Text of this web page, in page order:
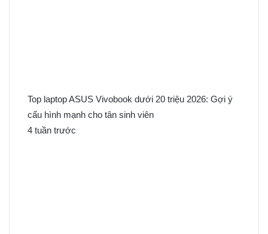
Top laptop ASUS Vivobook dưới 20 triệu 2026: Gợi ý
cấu hình mạnh cho tân sinh viên
4 tuần trước